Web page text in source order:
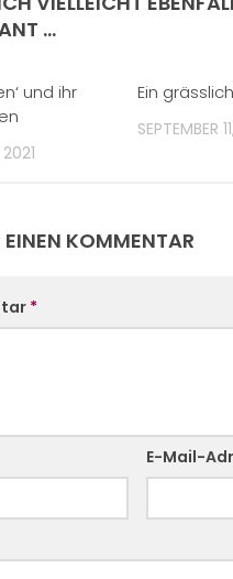
…
und ihr
Ein
SEPTEMBER
EINEN KOMMENTAR
*
E-Mail-